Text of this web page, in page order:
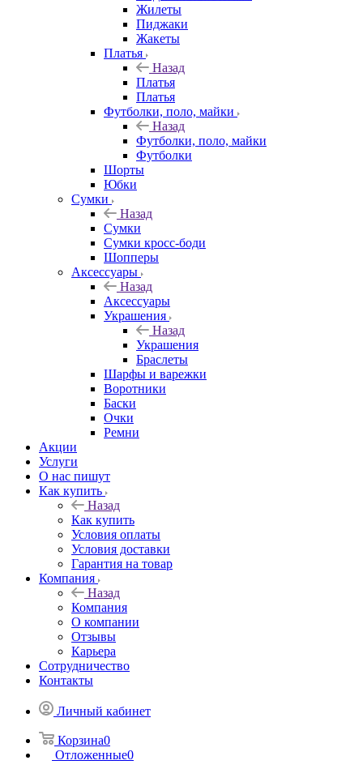
Жилеты
Пиджаки
Жакеты
Платья
Назад
Платья
Платья
Футболки, поло, майки
Назад
Футболки, поло, майки
Футболки
Шорты
Юбки
Сумки
Назад
Сумки
Сумки кросс-боди
Шопперы
Аксессуары
Назад
Аксессуары
Украшения
Назад
Украшения
Браслеты
Шарфы и варежки
Воротники
Баски
Очки
Ремни
Акции
Услуги
О нас пишут
Как купить
Назад
Как купить
Условия оплаты
Условия доставки
Гарантия на товар
Компания
Назад
Компания
О компании
Отзывы
Карьера
Сотрудничество
Контакты
Личный кабинет
Корзина0
Отложенные0